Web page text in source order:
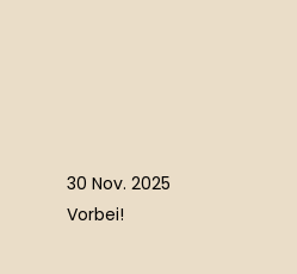
30 Nov. 2025
Vorbei!